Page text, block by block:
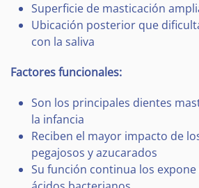
Superficie de masticación
Ubicación posterior que
con la saliva
Factores funcionales:
Son los principales dientes
la infancia
Reciben el mayor impacto de
pegajosos y azucarados
Su función continua los